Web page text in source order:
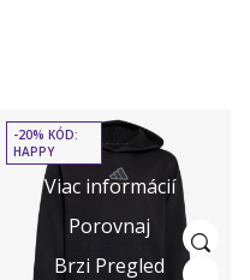
Viac informácií
Porovnaj
Brzi Pregled
-20% KÓD:
HAPPY